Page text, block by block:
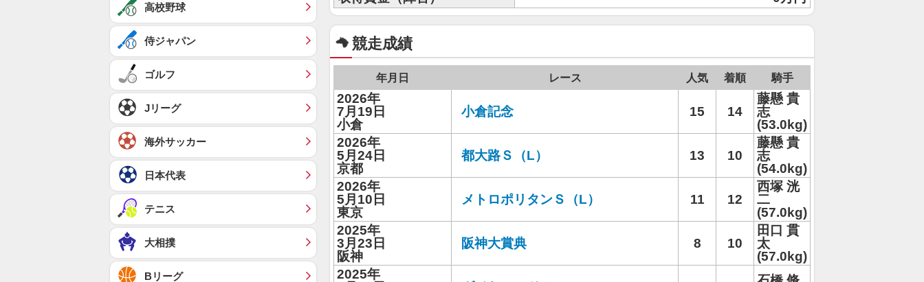
競走成績
年月日 レース 人気 着順 騎手
2026年
7月19日
小倉
小倉記念 15 14
藤懸 貴
志
(53.0kg)
2026年
5月24日
京都
都大路Ｓ（L） 13 10
藤懸 貴
志
(54.0kg)
2026年
5月10日
東京
メトロポリタンＳ（L） 11 12
西塚 洸
二
(57.0kg)
2025年
3月23日
阪神
阪神大賞典 8 10
田口 貫
太
(57.0kg)
2025年
高校野球
侍ジャパン
ゴルフ
Jリーグ
海外サッカー
日本代表
テニス
大相撲
Bリーグ